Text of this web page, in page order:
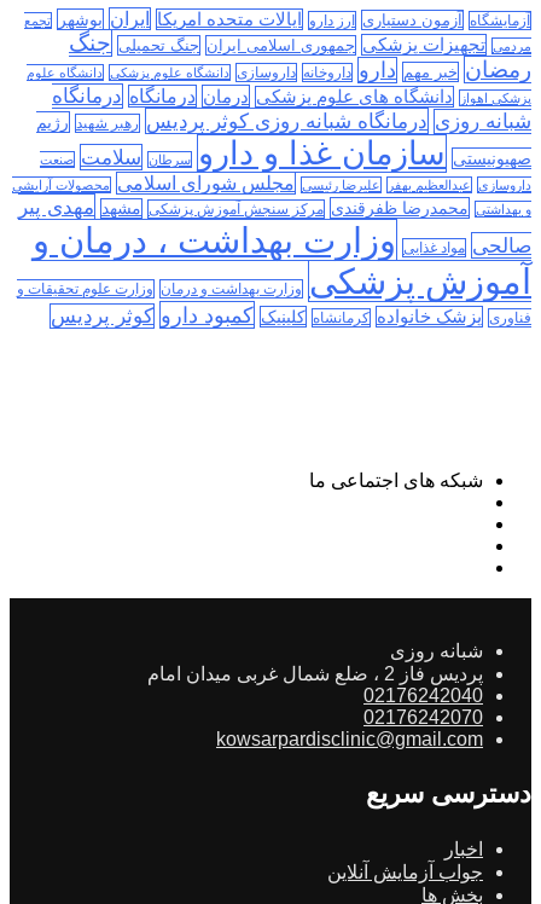
آزمایشگاه آزمون دستیاری ارز دارو ایالات متحده امریکا ایران بوشهر
تجمع
مردمی تجهیزات پزشکی جمهوری اسلامی ایران جنگ تحمیلی جنگ
رمضان خبر مهم دارو داروخانه داروسازی دانشگاه علوم پزشکی دانشگاه علوم
پزشکی اهواز
دانشگاه های علوم پزشکی درمان درمانگاه درمانگاه
شبانه روزی درمانگاه شبانه روزی کوثر پردیس رهبر شهید
رژیم
صهیونیستی سازمان غذا و دارو سرطان سلامت صنعت
داروسازی عبدالعظیم بهفر علیرضا رئیسی مجلس شورای اسلامی
محصولات آرایشی
و بهداشتی محمدرضا ظفرقندی مرکز سنجش آموزش پزشکی مشهد مهدی پیر
صالحی مواد غذایی وزارت بهداشت ، درمان و
آموزش پزشکی وزارت بهداشت و درمان وزارت علوم تحقیقات و
فناوری پزشک خانواده کرمانشاه کلینیک کمبود دارو کوثر پردیس
شبکه های اجتماعی ما
شبانه روزی
پردیس فاز 2 ، ضلع شمال غربی میدان امام
02176242040
02176242070
kowsarpardisclinic@gmail.com
دسترسی سریع
اخبار
جواب آزمایش آنلاین
بخش ها